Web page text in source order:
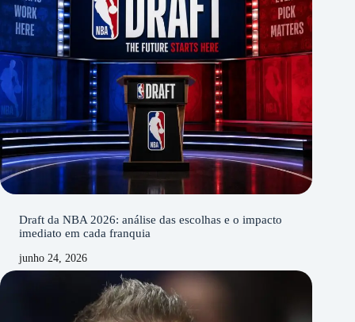
Draft da NBA 2026: análise das escolhas e o impacto
imediato em cada franquia
junho 24, 2026